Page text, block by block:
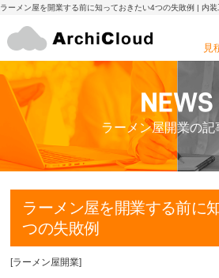
ラーメン屋を開業する前に知っておきたい4つの失敗例 | 内
見
ラーメン屋開業の記
ラーメン屋を開業する前に
つの失敗例
[ラーメン屋開業]